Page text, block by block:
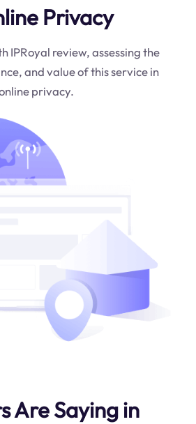
Privacy
IPRoyal review, assessing the
and value of this service in
privacy.
Are Saying in